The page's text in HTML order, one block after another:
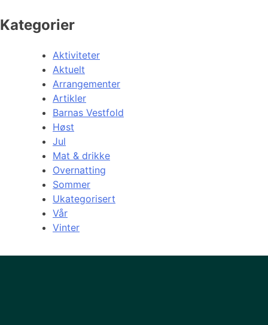
Kategorier
Aktiviteter
Aktuelt
Arrangementer
Artikler
Barnas Vestfold
Høst
Jul
Mat & drikke
Overnatting
Sommer
Ukategorisert
Vår
Vinter